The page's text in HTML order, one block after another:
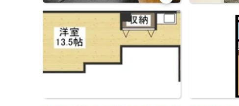
お気
に入
り登
録